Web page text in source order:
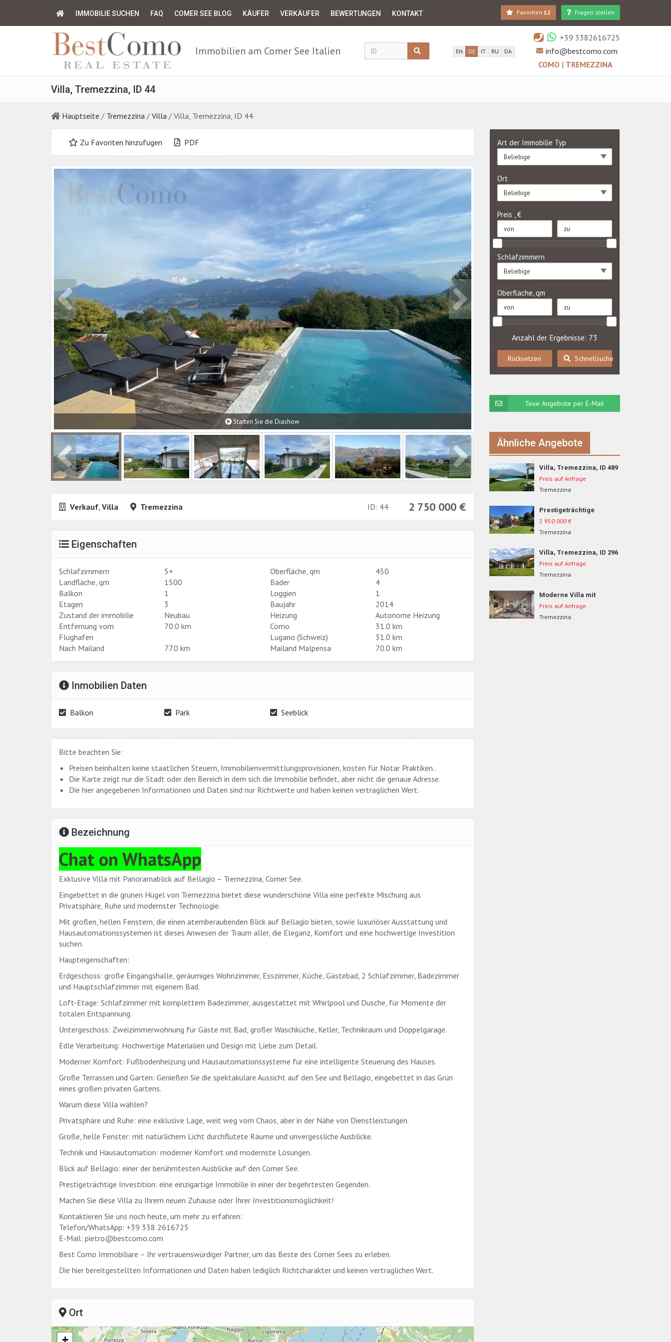
IMMOBILIE SUCHEN FAQ COMER SEE BLOG KÄUFER VERKÄUFER BEWERTUNGEN KONTAKT Favoriten 12 Fragen stellen
Immobilien am Comer See Italien EN DE IT RU DA
+39 3382616725
info@bestcomo.com
COMO | TREMEZZINA
Villa, Tremezzina, ID 44
Hauptseite / Tremezzina / Villa / Villa, Tremezzina, ID 44
Zu Favoriten hinzufugen PDF
Starten Sie die Diashow
Verkauf, Villa Tremezzina 2 750 000€
ID: 44
Eigenschaften
Schlafzimmern 5+ Oberfläche, qm
450
Landfläche, qm
1500 Bäder
4
Balkon
1 Loggien
1
Etagen
3 Baujahr
2014
Zustand der immobilie
Neubau Heizung
Autonome Heizung
Entfernung vom
Flughafen
70.0 km Como
31.0 km
Lugano (Schweiz)
31.0 km
Nach Mailand
77.0 km Mailand Malpensa 70.0 km
Inmobilien Daten
Balkon Park Seeblick
Bitte beachten Sie:
Preisen beinhalten keine staatlichen Steuern, Immobilienvermittlungsprovisionen, kosten für Notar Praktiken..
Die Karte zeigt nur die Stadt oder den Bereich in dem sich die Immobilie befindet, aber nicht die genaue Adresse.
Die hier angegebenen Informationen und Daten sind nur Richtwerte und haben keinen vertraglichen Wert.
Bezeichnung
Chat on WhatsApp
Exklusive Villa mit Panoramablick auf Bellagio – Tremezzina, Comer See.
Eingebettet in die grünen Hügel von Tremezzina bietet diese wunderschöne Villa eine perfekte Mischung aus
Privatsphäre, Ruhe und modernster Technologie.
Mit großen, hellen Fenstern, die einen atemberaubenden Blick auf Bellagio bieten, sowie luxuriöser Ausstattung und
Hausautomationssystemen ist dieses Anwesen der Traum aller, die Eleganz, Komfort und eine hochwertige Investition
suchen.
Haupteigenschaften:
Erdgeschoss: große Eingangshalle, geräumiges Wohnzimmer, Esszimmer, Küche, Gästebad, 2 Schlafzimmer, Badezimmer
und Hauptschlafzimmer mit eigenem Bad.
Loft-Etage: Schlafzimmer mit komplettem Badezimmer, ausgestattet mit Whirlpool und Dusche, für Momente der
totalen Entspannung.
Untergeschoss: Zweizimmerwohnung für Gäste mit Bad, großer Waschküche, Keller, Technikraum und Doppelgarage.
Edle Verarbeitung: Hochwertige Materialien und Design mit Liebe zum Detail.
Moderner Komfort: Fußbodenheizung und Hausautomationssysteme für eine intelligente Steuerung des Hauses.
Große Terrassen und Garten: Genießen Sie die spektakuläre Aussicht auf den See und Bellagio, eingebettet in das Grün
eines großen privaten Gartens.
Warum diese Villa wählen?
Privatsphäre und Ruhe: eine exklusive Lage, weit weg vom Chaos, aber in der Nähe von Dienstleistungen.
Große, helle Fenster: mit natürlichem Licht durchflutete Räume und unvergessliche Ausblicke.
Technik und Hausautomation: moderner Komfort und modernste Lösungen.
Blick auf Bellagio: einer der berühmtesten Ausblicke auf den Comer See.
Prestigeträchtige Investition: eine einzigartige Immobilie in einer der begehrtesten Gegenden.
Machen Sie diese Villa zu Ihrem neuen Zuhause oder Ihrer Investitionsmöglichkeit!
Kontaktieren Sie uns noch heute, um mehr zu erfahren:
Telefon/WhatsApp: +39 338 2616725
E-Mail: pietro@bestcomo.com
Best Como Immobiliare – Ihr vertrauenswürdiger Partner, um das Beste des Comer Sees zu erleben.
Die hier bereitgestellten Informationen und Daten haben lediglich Richtcharakter und keinen vertraglichen Wert.
Ort
Art der Immobilie Typ
Beliebige
Ort
Beliebige
Preis , €
Schlafzimmern
Beliebige
Oberfläche, qm
Anzahl der Ergebnisse: 73
Rücksetzen Schnellsuche
Teue Angebote per E-Mail
Ähnliche Angebote
Villa, Tremezzina, ID 489
Preis auf Anfrage
Tremezzina
Prestigeträchtige
historische Villa,
2 950 000 €
Tremezzina
Villa, Tremezzina, ID 296
Preis auf Anfrage
Tremezzina
Moderne Villa mit
Seeblick, Tremezzina, ID
Preis auf Anfrage
Tremezzina